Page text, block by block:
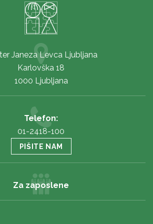
Janeza Levca Ljubljana
Karlovška 18
1000 Ljubljana
Telefon:
01-2418-100
PIŠITE NAM
Za zaposlene